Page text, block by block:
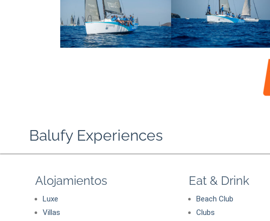
Balufy Experiences
Alojamientos
Luxe
Villas
Eat & Drink
Beach Club
Clubs